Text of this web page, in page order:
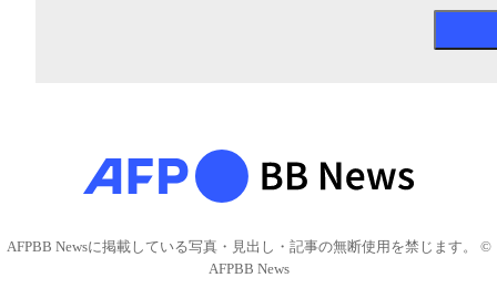
AFPBB Newsに掲載している写真・見出し・記事の無断使用を禁じます。 ©
AFPBB News